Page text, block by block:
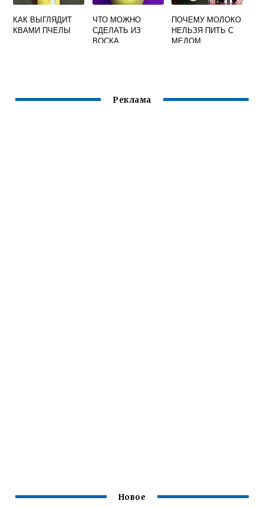
КАК ВЫГЛЯДИТ
КВАМИ ПЧЕЛЫ
ЧТО МОЖНО
СДЕЛАТЬ ИЗ
ВОСКА
ПОЧЕМУ МОЛОКО
НЕЛЬЗЯ ПИТЬ С
МЕДОМ
Реклама
Новое